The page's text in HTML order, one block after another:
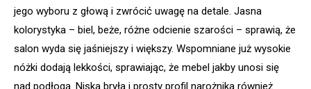
jego wyboru z głową i zwrócić uwagę na detale. Jasna
kolorystyka – biel, beże, różne odcienie szarości – sprawią, że
salon wyda się jaśniejszy i większy. Wspomniane już wysokie
nóżki dodają lekkości, sprawiając, że mebel jakby unosi się
nad podłogą. Niska bryła i prosty profil narożnika również